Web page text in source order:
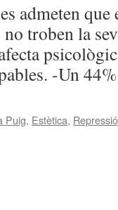
admeten que
troben la
-Un
Puig, Estètica, Repressió